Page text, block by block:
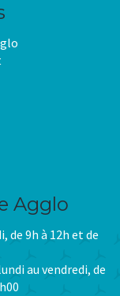
Agglo
de 9h à 12h et de
au vendredi, de